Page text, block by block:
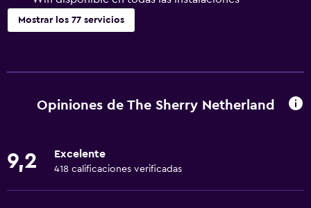
Mostrar los 77 servicios
Wifi gratis
Toallas
Opiniones de The Sherry Netherland
9,2 Excelente
418 calificaciones verificadas